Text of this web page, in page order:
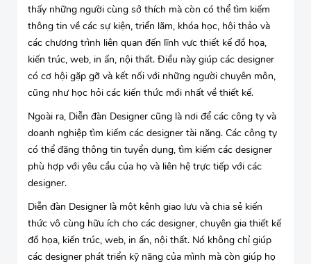
thấy những người cùng sở thích mà còn có thể tìm kiếm
thông tin về các sự kiện, triển lãm, khóa học, hội thảo và
các chương trình liên quan đến lĩnh vực thiết kế đồ họa,
kiến trúc, web, in ấn, nội thất. Điều này giúp các designer
có cơ hội gặp gỡ và kết nối với những người chuyên môn,
cũng như học hỏi các kiến thức mới nhất về thiết kế.
Ngoài ra, Diễn đàn Designer cũng là nơi để các công ty và
doanh nghiệp tìm kiếm các designer tài năng. Các công ty
có thể đăng thông tin tuyển dụng, tìm kiếm các designer
phù hợp với yêu cầu của họ và liên hệ trực tiếp với các
designer.
Diễn đàn Designer là một kênh giao lưu và chia sẻ kiến
thức vô cùng hữu ích cho các designer, chuyên gia thiết kế
đồ họa, kiến trúc, web, in ấn, nội thất. Nó không chỉ giúp
các designer phát triển kỹ năng của mình mà còn giúp họ